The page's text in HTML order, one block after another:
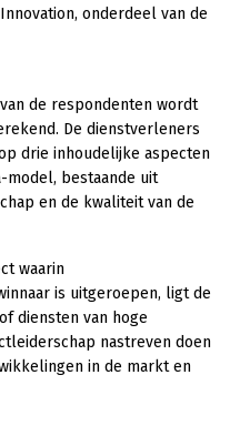
onderdeel van de
de respondenten wordt
De dienstverleners
drie inhoudelijke aspecten
model, bestaande uit
en de kwaliteit van de
waarin
is uitgeroepen, ligt de
diensten van hoge
nastreven doen
in de markt en